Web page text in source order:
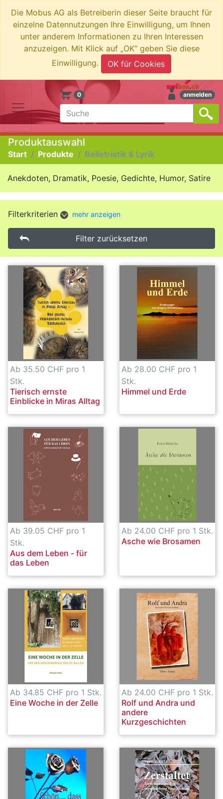
Die Mobus AG als Betreiberin dieser Seite braucht für
einzelne Datennutzungen Ihre Einwilligung, um Ihnen
unter anderem Informationen zu Ihren Interessen
anzuzeigen. Mit Klick auf „OK“ geben Sie diese
Einwilligung.
OK für Cookies
0 anmelden
Produktauswahl
Start Produkte Belletristik & Lyrik
Anekdoten, Dramatik, Poesie, Gedichte, Humor, Satire
Filterkriterien mehr anzeigen
Filter zurücksetzen
Ab 35.50 CHF pro 1
Stk.
Tierisch ernste
Einblicke in Miras Alltag
Ab 28.00 CHF pro 1
Stk.
Himmel und Erde
Ab 39.05 CHF pro 1
Stk.
Aus dem Leben - für
das Leben
Ab 24.00 CHF pro 1 Stk.
Asche wie Brosamen
Ab 34.85 CHF pro 1 Stk.
Eine Woche in der Zelle
Ab 24.00 CHF pro 1 Stk.
Rolf und Andra und
andere
Kurzgeschichten